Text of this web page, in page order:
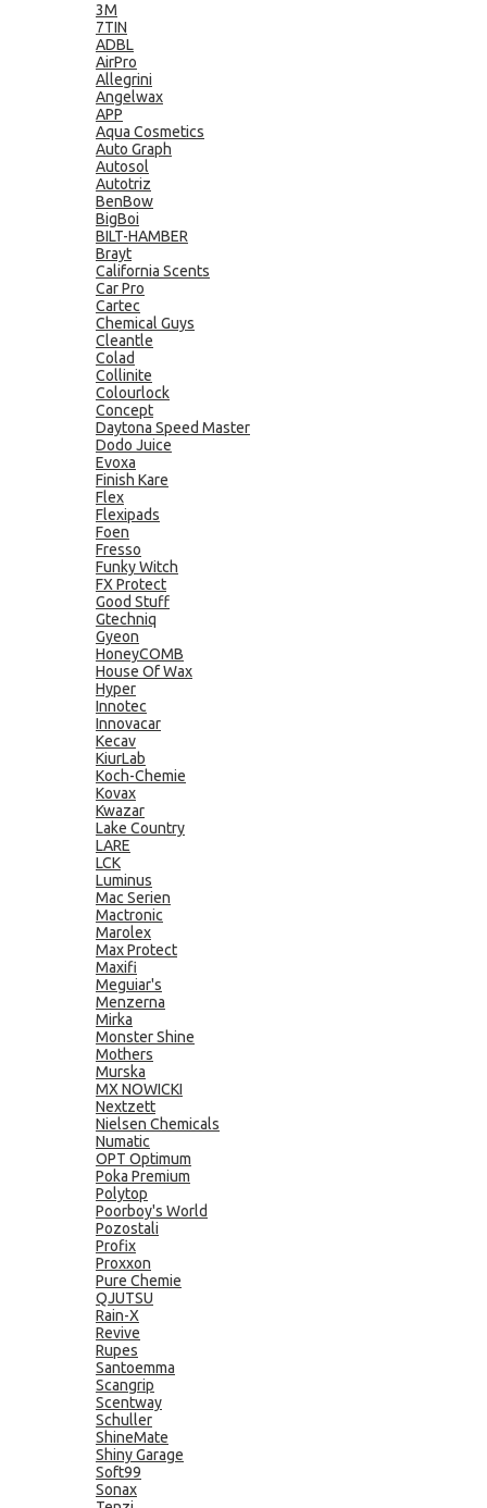
3M
7TIN
ADBL
AirPro
Allegrini
Angelwax
APP
Aqua Cosmetics
Auto Graph
Autosol
Autotriz
BenBow
BigBoi
BILT-HAMBER
Brayt
California Scents
Car Pro
Cartec
Chemical Guys
Cleantle
Colad
Collinite
Colourlock
Concept
Daytona Speed Master
Dodo Juice
Evoxa
Finish Kare
Flex
Flexipads
Foen
Fresso
Funky Witch
FX Protect
Good Stuff
Gtechniq
Gyeon
HoneyCOMB
House Of Wax
Hyper
Innotec
Innovacar
Kecav
KiurLab
Koch-Chemie
Kovax
Kwazar
Lake Country
LARE
LCK
Luminus
Mac Serien
Mactronic
Marolex
Max Protect
Maxifi
Meguiar's
Menzerna
Mirka
Monster Shine
Mothers
Murska
MX NOWICKI
Nextzett
Nielsen Chemicals
Numatic
OPT Optimum
Poka Premium
Polytop
Poorboy's World
Pozostali
Profix
Proxxon
Pure Chemie
QJUTSU
Rain-X
Revive
Rupes
Santoemma
Scangrip
Scentway
Schuller
ShineMate
Shiny Garage
Soft99
Sonax